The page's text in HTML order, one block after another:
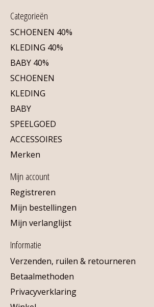
Categorieën
SCHOENEN 40%
KLEDING 40%
BABY 40%
SCHOENEN
KLEDING
BABY
SPEELGOED
ACCESSOIRES
Merken
Mijn account
Registreren
Mijn bestellingen
Mijn verlanglijst
Informatie
Verzenden, ruilen & retourneren
Betaalmethoden
Privacyverklaring